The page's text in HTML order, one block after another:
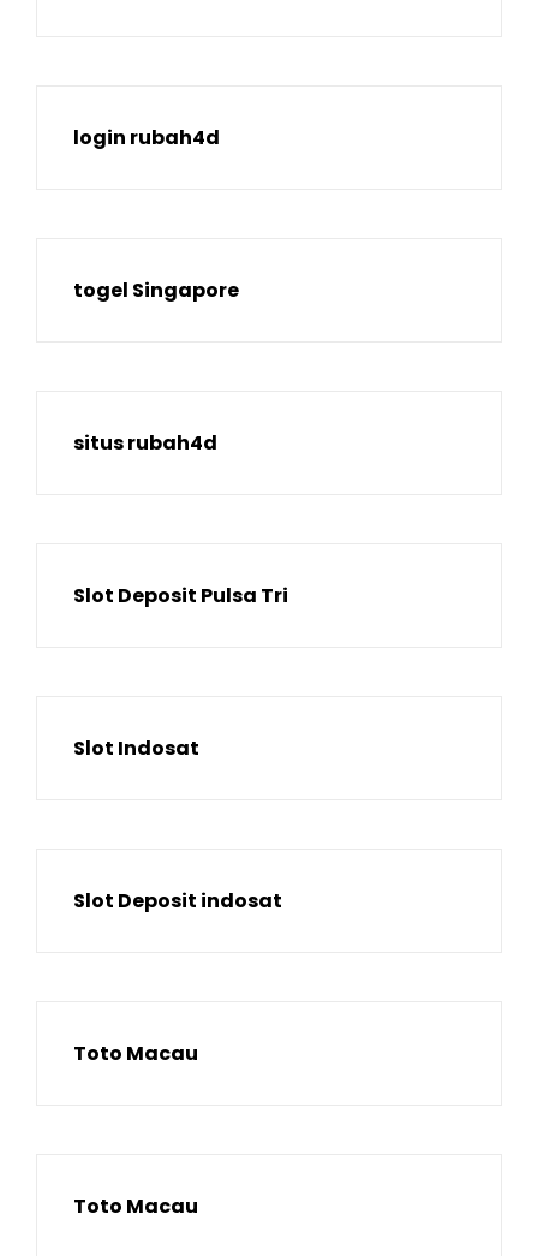
login rubah4d
togel Singapore
situs rubah4d
Slot Deposit Pulsa Tri
Slot Indosat
Slot Deposit indosat
Toto Macau
Toto Macau